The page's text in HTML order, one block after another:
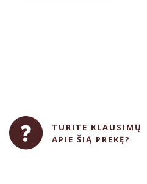
TURITE KLAUSIMŲ
APIE ŠIĄ PREKĘ?